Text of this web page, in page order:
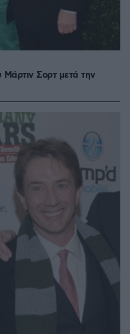
Σορτ μετά την